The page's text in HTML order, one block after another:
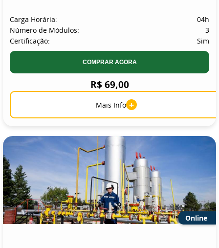
Carga Horária:
04h
Número de Módulos:
3
Certificação:
Sim
COMPRAR AGORA
R$ 69,00
Mais Info +
Online